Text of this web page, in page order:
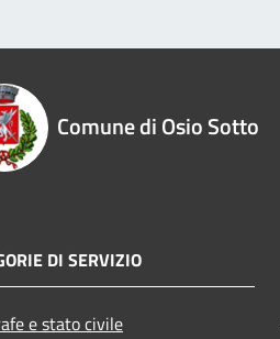
Comune di Osio Sotto
DI SERVIZIO
e stato civile